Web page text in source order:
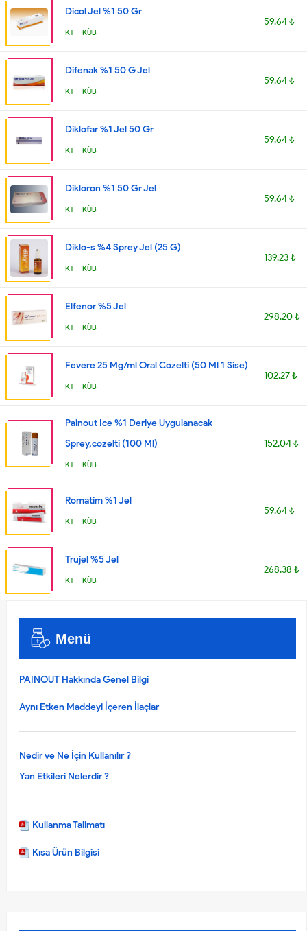
Dicol Jel %1 50 Gr
KT - KÜB
59.64 ₺
Difenak %1 50 G Jel
KT - KÜB
59.64 ₺
Diklofar %1 Jel 50 Gr
KT - KÜB
59.64 ₺
Dikloron %1 50 Gr Jel
KT - KÜB
59.64 ₺
Diklo-s %4 Sprey Jel (25 G)
KT - KÜB
139.23 ₺
Elfenor %5 Jel
KT - KÜB
298.20 ₺
Fevere 25 Mg/ml Oral Cozelti (50 Ml 1 Sise)
KT - KÜB
102.27 ₺
Painout Ice %1 Deriye Uygulanacak
Sprey,cozelti (100 Ml)
KT - KÜB
152.04 ₺
Romatim %1 Jel
KT - KÜB
59.64 ₺
Trujel %5 Jel
KT - KÜB
268.38 ₺
Menü
PAINOUT Hakkında Genel Bilgi
Aynı Etken Maddeyi İçeren İlaçlar
Nedir ve Ne İçin Kullanılır ?
Yan Etkileri Nelerdir ?
Kullanma Talimatı
Kısa Ürün Bilgisi